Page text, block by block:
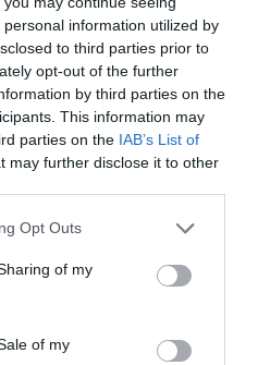
information utilized by
to third parties prior to
opt-out of the further
by third parties on the
This information may
parties on the IAB’s List of
may further disclose it to other
Opt Outs
of my
of my